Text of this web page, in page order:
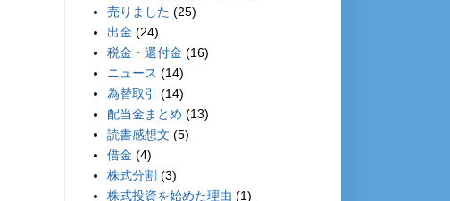
売りました (25)
出金 (24)
税金・還付金 (16)
ニュース (14)
為替取引
(14)
配当金まとめ (13)
読書感想文 (5)
借金 (4)
株式分割 (3)
株式投資を始めた理由 (1)